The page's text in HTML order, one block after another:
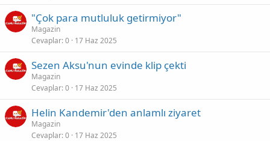
"Çok para mutluluk getirmiyor"
Magazin
Cevaplar 0 17 Haz 2025
Sezen Aksu'nun evinde klip çekti
Magazin
Cevaplar 0 17 Haz 2025
Helin Kandemir'den anlamlı ziyaret
Magazin
Cevaplar 0 17 Haz 2025